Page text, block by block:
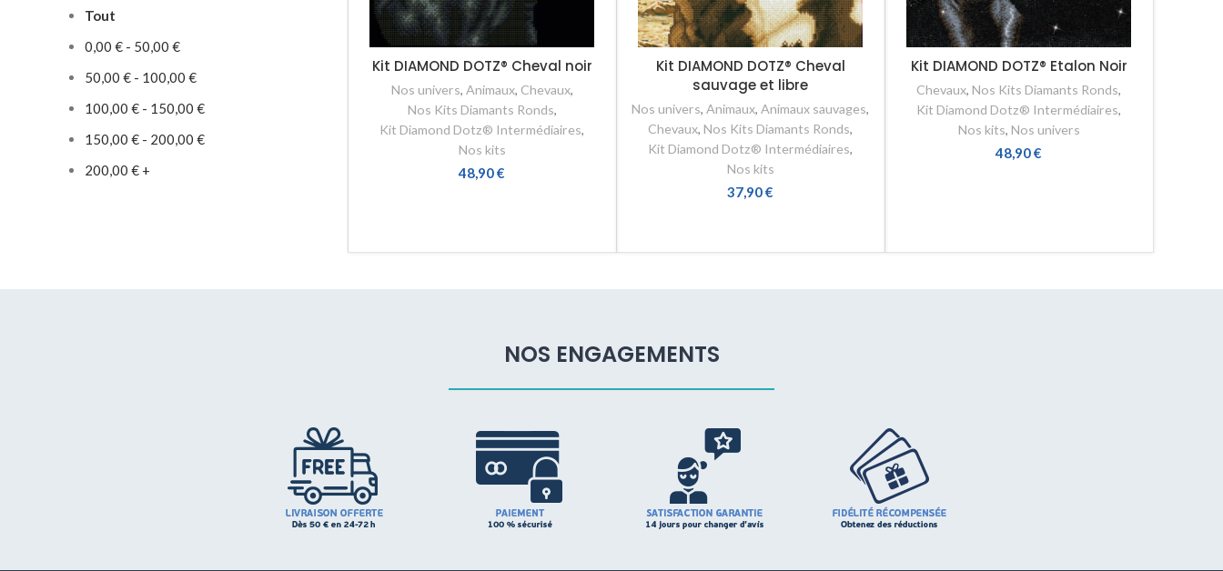
Tout
0,00 € - 50,00 €
50,00 € - 100,00 €
100,00 € - 150,00 €
150,00 € - 200,00 €
200,00 € +
Kit DIAMOND DOTZ® Cheval noir
Nos univers, Animaux, Chevaux,
Nos Kits Diamants Ronds,
Kit Diamond Dotz® Intermédiaires,
Nos kits
48,90€
Kit DIAMOND DOTZ® Cheval
sauvage et libre
Nos univers,Animaux,Animaux sauvages,
Chevaux, Nos Kits Diamants Ronds,
Kit Diamond Dotz® Intermédiaires,
Nos kits
37,90€
Kit DIAMOND DOTZ® Etalon Noir
Chevaux, Nos Kits Diamants Ronds,
Kit Diamond Dotz® Intermédiaires,
Nos kits, Nos univers
48,90€
NOS ENGAGEMENTS